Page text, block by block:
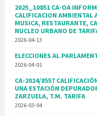
2025_10851 CA-OA
CALIFICACION AMBIENTAL
MUSICA, RESTAURANTE,
NUCLEO URBANO DE
2026-04-13
ELECCIONES AL
2026-04-01
CA-2024/8557
UNA ESTACIÓN
ZARZUELA, T.M. TARIFA
2026-03-04